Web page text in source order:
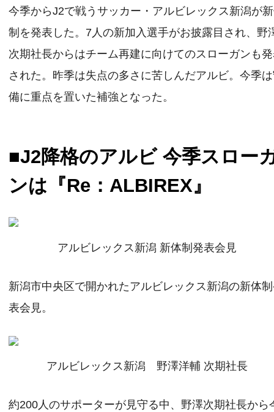
今季からJ2で戦うサッカー・アルビレックス新潟が
制を発表した。7人の新加入選手がお披露目され、野
次期社長からはチーム再建に向けてのスローガンも
された。昨季は失点の多さに苦しんだアルビ。今季
備に重点を置いた補強となった。
■J2降格のアルビ 今季スロー
ンは『Re：ALBIREX』
アルビレックス新潟 新体制発表会見
新潟市中央区で開かれたアルビレックス新潟の新体
表会見。
アルビレックス新潟 野澤洋輔 次期社長
約200人のサポーターが見守る中、野澤次期社長から